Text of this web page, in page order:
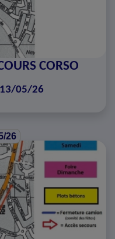
CORSO
05/26
26